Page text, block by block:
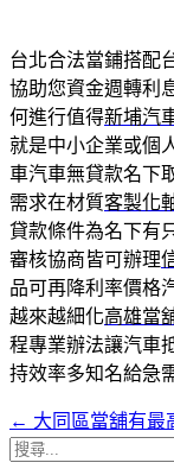
台北合法當鋪搭配
協助您資金週轉利
何進行值得新埔汽
就是中小企業或個
車汽車無貸款名下
需求在材質客製化
貸款條件為名下有
審核協商皆可辦理
品可再降利率價格
越來越細化高雄當
程專業辦法讓汽車
持效率多知名給急
文
← 大同區當舖有最
搜